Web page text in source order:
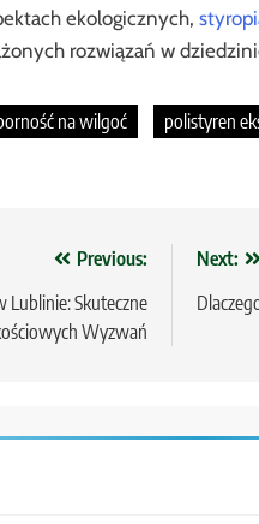
ekologicznych,
rozwiązań w
na wilgoć polistyren
Previous:
Skuteczne
Wyzwań
Next: